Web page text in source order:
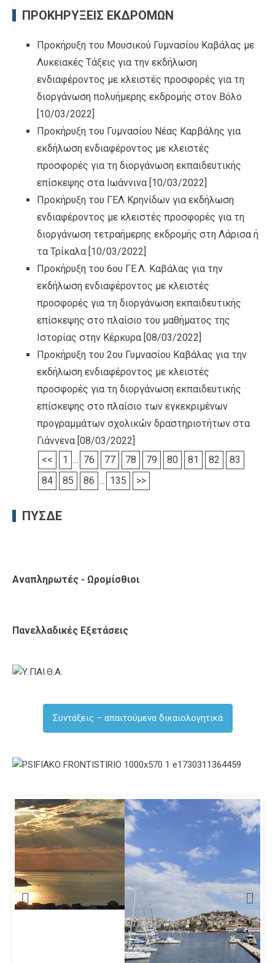
ΠΡΟΚΗΡΥΞΕΙΣ ΕΚΔΡΟΜΩΝ
Προκήρυξη του Μουσικού Γυμνασίου Καβάλας με
Λυκειακές Τάξεις για την εκδήλωση
ενδιαφέροντος με κλειστές προσφορές για τη
διοργάνωση πολυήμερης εκδρομής στον Βόλο
[10/03/2022]
Προκήρυξη του Γυμνασίου Νέας Καρβάλης για
εκδήλωση ενδιαφέροντος με κλειστές
προσφορές για τη διοργάνωση εκπαιδευτικής
επίσκεψης στα Ιωάννινα [10/03/2022]
Προκήρυξη του ΓΕΛ Κρηνίδων για εκδήλωση
ενδιαφέροντος με κλειστές προσφορές για τη
διοργάνωση τετραήμερης εκδρομής στη Λάρισα ή
τα Τρίκαλα [10/03/2022]
Προκήρυξη του 6ου ΓΕ.Λ. Καβάλας για την
εκδήλωση ενδιαφέροντος με κλειστές
προσφορές για τη διοργάνωση εκπαιδευτικής
επίσκεψης στο πλαίσιο του μαθήματος της
Ιστορίας στην Κέρκυρα [08/03/2022]
Προκήρυξη του 2ου Γυμνασίου Καβάλας για την
εκδήλωση ενδιαφέροντος με κλειστές
προσφορές για τη διοργάνωση εκπαιδευτικής
επίσκεψης στο πλαίσιο των εγκεκριμένων
προγραμμάτων σχολικών δραστηριοτήτων στα
Γιάννενα [08/03/2022]
<<
1 ... 76 77 78 79 80 81 82
83
84
85 86 ... 135 >>
ΠΥΣΔΕ
Αναπληρωτές - Ωρομίσθιοι
Πανελλαδικές Εξετάσεις
Συντάξεις – απαιτούμενα δικαιολογητικά